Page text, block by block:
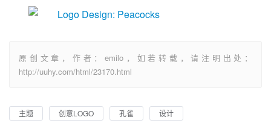
原创文章，作者：emilo，如若转载，请注明出处：
http://uuhy.com/html/23170.html
主题 创意LOGO 孔雀 设计